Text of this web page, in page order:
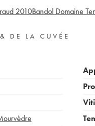
2010Bandol Domaine
DE LA CUVÉE